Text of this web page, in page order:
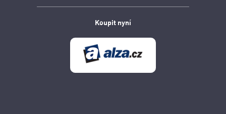
Koupit nyní